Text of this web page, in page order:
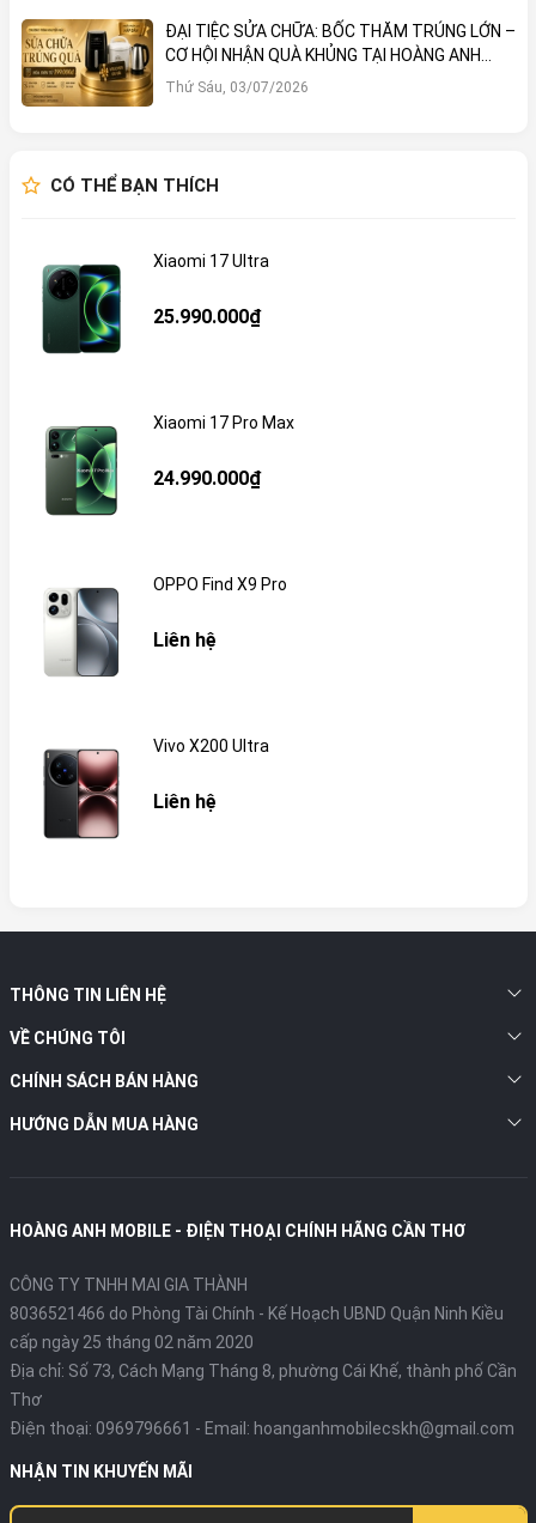
ĐẠI TIỆC SỬA CHỮA: BỐC THĂM TRÚNG LỚN –
CƠ HỘI NHẬN QUÀ KHỦNG TẠI HOÀNG ANH
MOBILE
Thứ Sáu, 03/07/2026
CÓ THỂ BẠN THÍCH
Xiaomi 17 Ultra
25.990.000₫
Xiaomi 17 Pro Max
24.990.000₫
OPPO Find X9 Pro
Liên hệ
Vivo X200 Ultra
Liên hệ
THÔNG TIN LIÊN HỆ
VỀ CHÚNG TÔI
CHÍNH SÁCH BÁN HÀNG
HƯỚNG DẪN MUA HÀNG
HOÀNG ANH MOBILE - ĐIỆN THOẠI CHÍNH HÃNG CẦN THƠ
CÔNG TY TNHH MAI GIA THÀNH
8036521466 do Phòng Tài Chính - Kế Hoạch UBND Quận Ninh Kiều
cấp ngày 25 tháng 02 năm 2020
Địa chỉ: Số 73, Cách Mạng Tháng 8, phường Cái Khế, thành phố Cần
Thơ
Điện thoại: 0969796661 - Email: hoanganhmobilecskh@gmail.com
NHẬN TIN KHUYẾN MÃI